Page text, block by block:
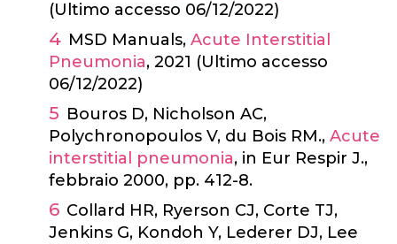
(Ultimo accesso 06/12/2022)
MSD Manuals, Acute Interstitial
Pneumonia, 2021 (Ultimo accesso
06/12/2022)
Bouros D, Nicholson AC,
Polychronopoulos V, du Bois RM., Acute
interstitial pneumonia, in Eur Respir J.,
febbraio 2000, pp. 412-8.
Collard HR, Ryerson CJ, Corte TJ,
Jenkins G, Kondoh Y, Lederer DJ, Lee